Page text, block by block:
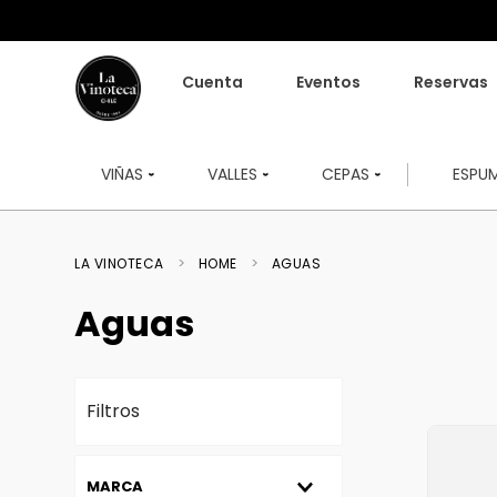
Cuenta Eventos Reservas
VIÑAS VALLES CEPAS
HOME AGUAS
Aguas
Filtros
MARCA